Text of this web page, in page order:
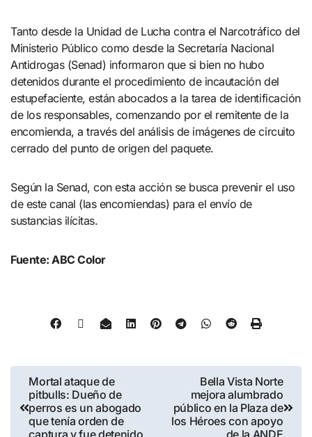
Tanto desde la Unidad de Lucha contra el Narcotráfico del
Ministerio Público como desde la Secretaría Nacional
Antidrogas (Senad) informaron que si bien no hubo
detenidos durante el procedimiento de incautación del
estupefaciente, están abocados a la tarea de identificación
de los responsables, comenzando por el remitente de la
encomienda, a través del análisis de imágenes de circuito
cerrado del punto de origen del paquete.
Según la Senad, con esta acción se busca prevenir el uso
de este canal (las encomiendas) para el envío de
sustancias ilícitas.
Fuente: ABC Color
Mortal ataque de
pitbulls: Dueño de
perros es un abogado
que tenía orden de
captura y fue detenido
Bella Vista Norte
mejora alumbrado
público en la Plaza de
los Héroes con apoyo
de la ANDE